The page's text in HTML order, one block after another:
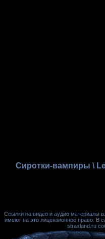
Сиротки-вампиры \
Ссылки на видео и аудио материалы
имеют на это лицензионное право. В
straxland.ru